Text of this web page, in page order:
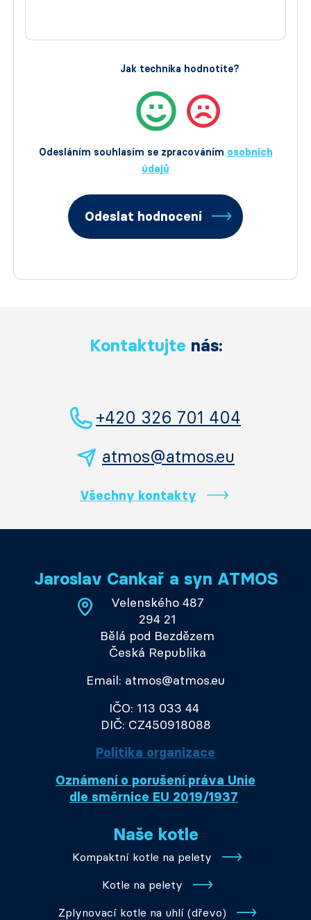
Odesláním souhlasím se zpracováním osobních
údajů
Jak technika hodnotíte?
Odeslat hodnocení
Kontaktujte nás:
+420 326 701 404
atmos@atmos.eu
Všechny kontakty
Jaroslav Cankař a syn ATMOS
Velenského 487
294 21
Bělá pod Bezdězem
Česká Republika
Email: atmos@atmos.eu
IČO: 113 033 44
DIČ: CZ450918088
Politika organizace
Oznámení o porušení práva Unie
dle směrnice EU 2019/1937
Naše kotle
Kompaktní kotle na pelety
Kotle na pelety
Zplynovací kotle na uhlí (dřevo)